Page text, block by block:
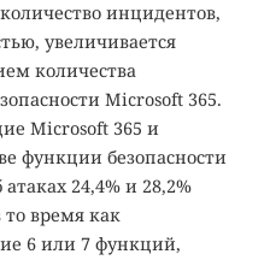
инцидентов,
увеличивается
количества
Microsoft 365.
Microsoft 365 и
функции безопасности
24,4% и 28,2%
то время как
6 или 7 функций,